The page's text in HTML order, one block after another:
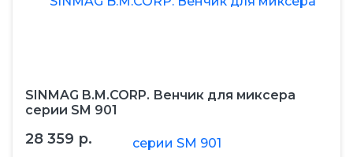
SINMAG B.M.CORP. Венчик для миксера
серии SM 901
28 359 р.